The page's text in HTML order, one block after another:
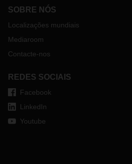
SOBRE NÓS
Localizações mundiais
Mediaroom
Contacte-nos
REDES SOCIAIS
Facebook
LinkedIn
Youtube